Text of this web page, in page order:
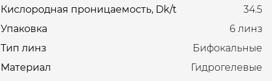
Кислородная проницаемость, Dk/t
34.5
Упаковка
6 линз
Тип линз
Бифокальные
Материал
Гидрогелевые